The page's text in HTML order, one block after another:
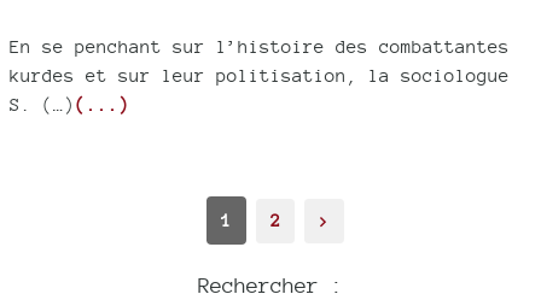
En se penchant sur l’histoire des combattantes
kurdes et sur leur politisation, la sociologue
S. (…) (...)
1 2 >
Rechercher :